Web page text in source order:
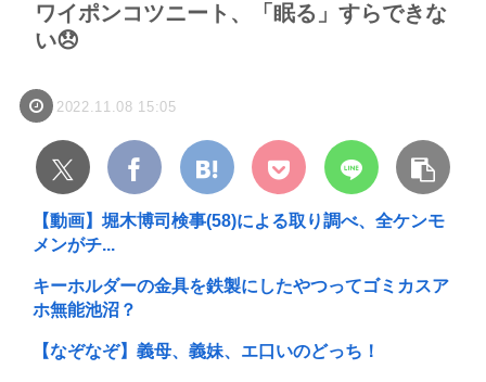
ワイポンコツニート、「眠る」すらできな
い😞
2022.11.08 15:05
【動画】堀木博司検事(58)による取り調べ、全ケンモ
メンがチ...
キーホルダーの金具を鉄製にしたやつってゴミカスア
ホ無能池沼？
【なぞなぞ】義母、義妹、エ口いのどっち！